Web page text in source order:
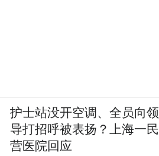
护士站没开空调、全员向领
导打招呼被表扬？上海一民
营医院回应